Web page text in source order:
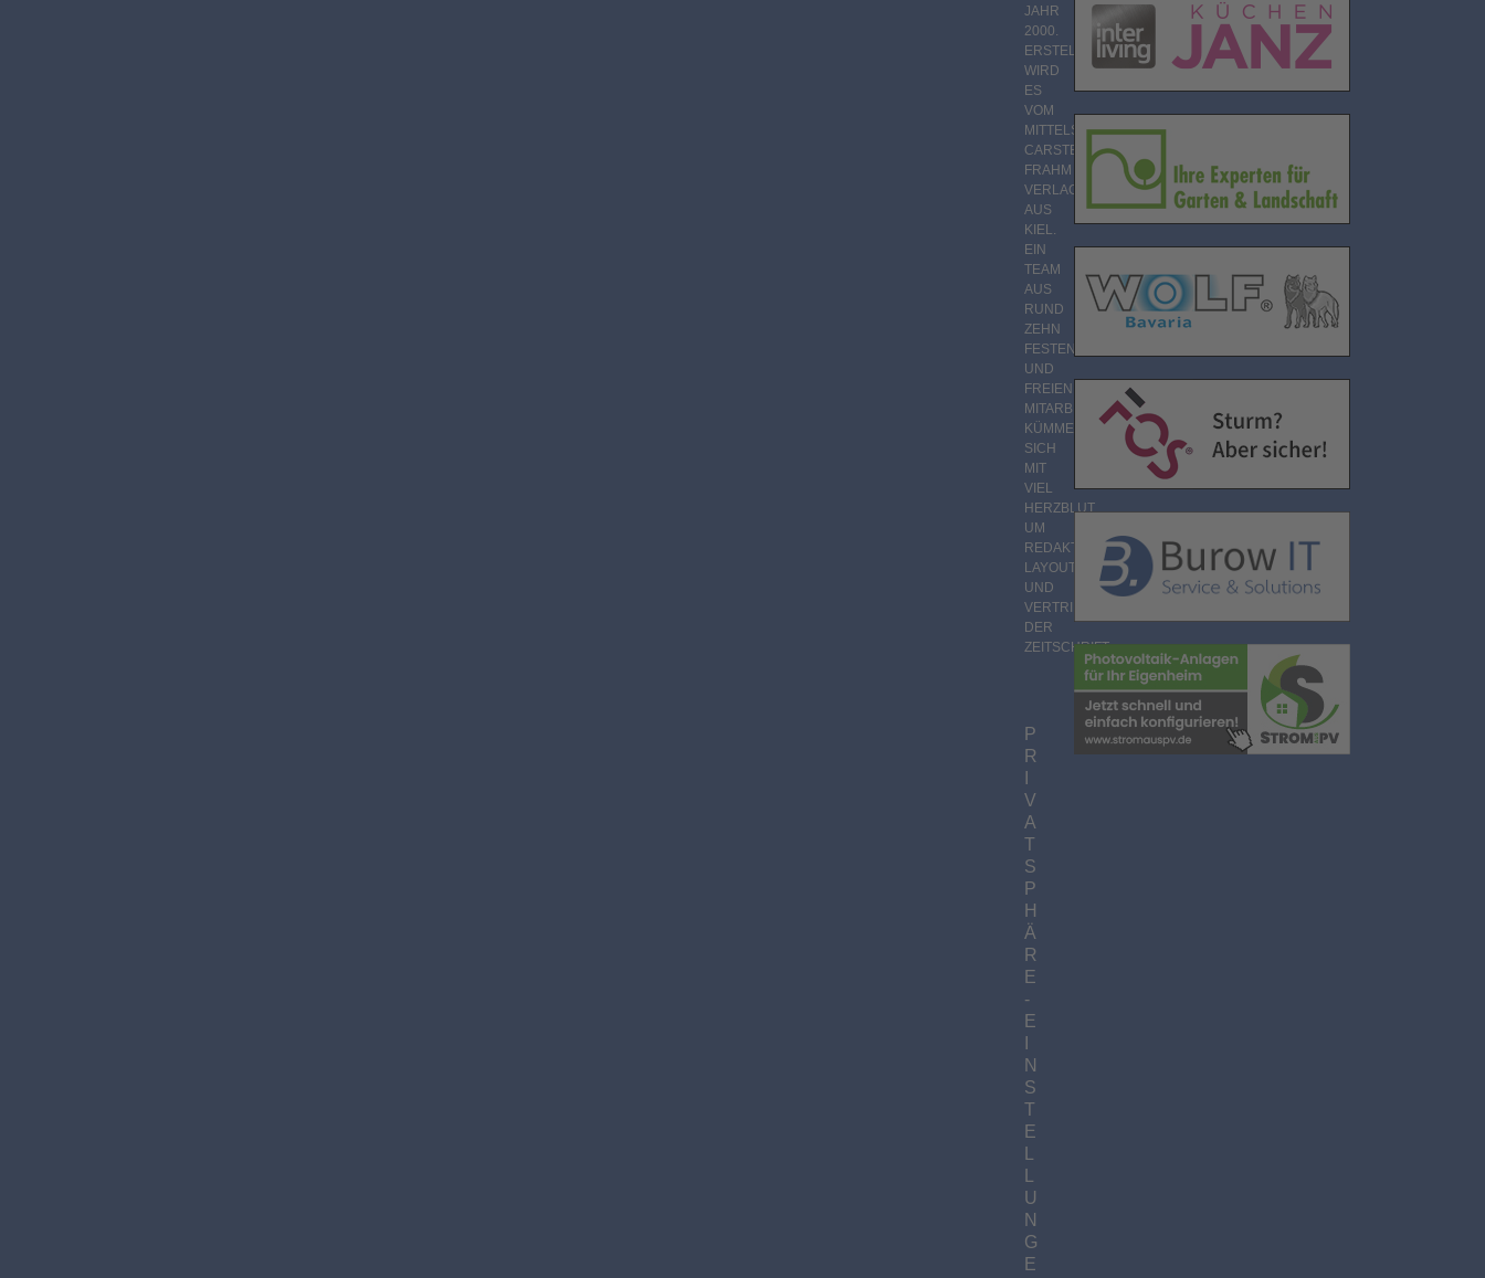
JAHR
2000.
ERSTELLT
WIRD
ES
VOM
MITTELSTÄNDISCHEN
CARSTEN
FRAHM
VERLAG
AUS
KIEL.
EIN
TEAM
AUS
RUND
ZEHN
FESTEN
UND
FREIEN
MITARBEITERN
KÜMMERT
SICH
MIT
VIEL
HERZBLUT
UM
REDAKTION,
LAYOUT
UND
VERTRIEB
DER
ZEITSCHRIFT.
P
R
V
A
T
S
P
H
Ä
R
E
-
E
N
S
T
E
U
N
G
E